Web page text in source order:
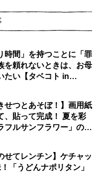
時間」を持つことに「罪
を頼れないときは、お母
たい【タベコト in
せつとあそぼ！】画用紙
、貼って完成！ 夏を彩
フルサンフラワー」の作
せてレンチン】ケチャッ
「うどんナポリタン」